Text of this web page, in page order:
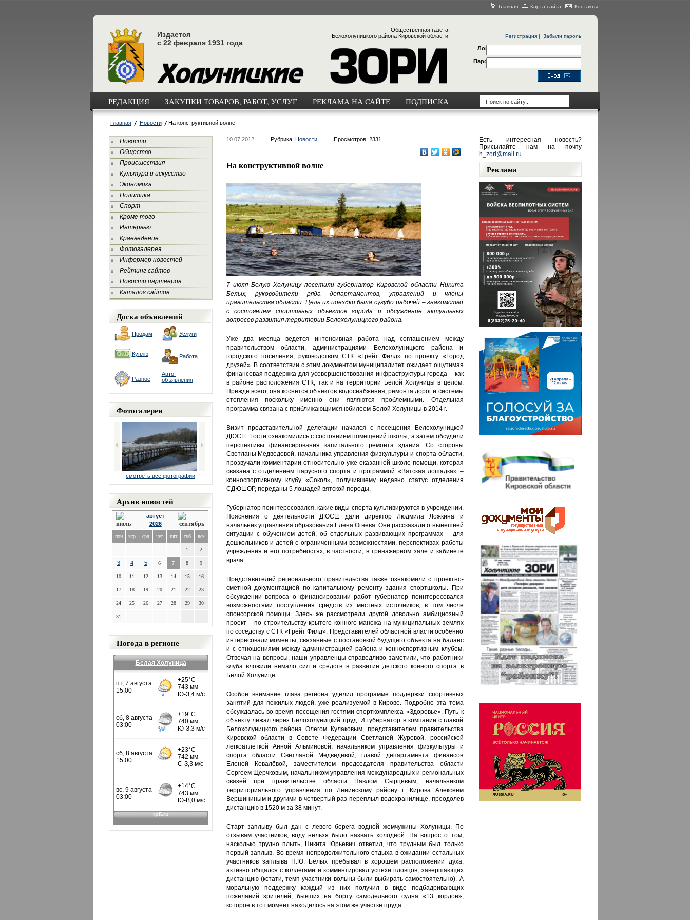
Главная Карта сайта Контакты
Издается
с 22 февраля 1931 года
Общественная газета
Белохолуницкого района Кировской области
Регистрация| Забыли пароль
Логин
Пароль
РЕДАКЦИЯ ЗАКУПКИ ТОВАРОВ, РАБОТ, УСЛУГ РЕКЛАМА НА САЙТЕ ПОДПИСКА
Главная Новости На конструктивной волне
Новости
Общество
Происшествия
Культура и искусство
Экономика
Политика
Спорт
Кроме того
Интервью
Краеведение
Фотогалерея
Информер новостей
Рейтинг сайтов
Новости партнеров
Каталог сайтов
Доска объявлений
Продам Услуги
Куплю Работа
Разное
Авто-
объявления
Фотогалерея
смотреть все фотографии
Архив новостей
август
2026
пон втр срд чет пят суб вск
1 2
3 4 5 6 7 8 9
10 11 12 13 14 15 16
17 18 19 20 21 22 23
24 25 26 27 28 29 30
31
Погода в регионе
Белая Холуница
10.07.2012 Рубрика: Новости Просмотров: 2331
На конструктивной волне
7 июля Белую Холуницу посетили губернатор Кировской области Никита
Белых, руководители ряда департаментов, управлений и члены
правительства области. Цель их поездки была сугубо рабочей – знакомство
с состоянием спортивных объектов города и обсуждение актуальных
вопросов развития территории Белохолуницкого района.
Уже два месяца ведется интенсивная работа над соглашением между
правительством области, администрациями Белохолуницкого района и
городского поселения, руководством СТК «Грейт Филд» по проекту «Город
друзей». В соответствии с этим документом муниципалитет ожидает ощутимая
финансовая поддержка для усовершенствования инфраструктуры города – как
в районе расположения СТК, так и на территории Белой Холуницы в целом.
Прежде всего, она коснется объектов водоснабжения, ремонта дорог и системы
отопления поскольку именно они являются проблемными. Отдельная
программа связана с приближающимся юбилеем Белой Холуницы в 2014 г.
Визит представительной делегации начался с посещения Белохолуницкой
ДЮСШ. Гости ознакомились с состоянием помещений школы, а затем обсудили
перспективы финансирования капитального ремонта здания. Со стороны
Светланы Медведевой, начальника управления физкультуры и спорта области,
прозвучали комментарии относительно уже оказанной школе помощи, которая
связана с отделением парусного спорта и программой «Вятская лошадка» –
конноспортивному клубу «Сокол», получившему недавно статус отделения
СДЮШОР, переданы 5 лошадей вятской породы.
Губернатор поинтересовался, какие виды спорта культивируются в учреждении.
Пояснения о деятельности ДЮСШ дали директор Людмила Ложкина и
начальник управления образования Елена Огнёва. Они рассказали о нынешней
ситуации с обучением детей, об отдельных развивающих программах – для
дошкольников и детей с ограниченными возможностями, перспективах работы
учреждения и его потребностях, в частности, в тренажерном зале и кабинете
врача.
Представителей регионального правительства также ознакомили с проектно-
сметной документацией по капитальному ремонту здания спортшколы. При
обсуждении вопроса о финансировании работ губернатор поинтересовался
возможностями поступления средств из местных источников, в том числе
спонсорской помощи. Здесь же рассмотрели другой довольно амбициозный
проект – по строительству крытого конного манежа на муниципальных землях
по соседству с СТК «Грейт Филд». Представителей областной власти особенно
интересовали моменты, связанные с постановкой будущего объекта на баланс
и с отношениями между администрацией района и конноспортивным клубом.
Отвечая на вопросы, наши управленцы справедливо заметили, что работники
клуба вложили немало сил и средств в развитие детского конного спорта в
Белой Холунице.
Особое внимание глава региона уделил программе поддержки спортивных
занятий для пожилых людей, уже реализуемой в Кирове. Подробно эта тема
обсуждалась во время посещения гостями спорткомплекса «Здоровье». Путь к
объекту лежал через Белохолуницкий пруд. И губернатор в компании с главой
Белохолуницкого района Олегом Кулаковым, представителем правительства
Кировской области в Совете Федерации Светланой Журовой, российской
легкоатлеткой Анной Альминовой, начальником управления физкультуры и
спорта области Светланой Медведевой, главой департамента финансов
Еленой Ковалёвой, заместителем председателя правительства области
Сергеем Щерчковым, начальником управления международных и региональных
связей при правительстве области Павлом Сырцевым, начальником
территориального управления по Ленинскому району г. Кирова Алексеем
Вершининым и другими в четвертый раз переплыл водохранилище, преодолев
дистанцию в 1520 м за 38 минут.
Старт заплыву был дан с левого берега водной жемчужины Холуницы. По
отзывам участников, воду нельзя было назвать холодной. На вопрос о том,
насколько трудно плыть, Никита Юрьевич ответил, что трудным был только
первый заплыв. Во время непродолжительного отдыха в ожидании остальных
участников заплыва Н.Ю. Белых пребывал в хорошем расположении духа,
активно общался с коллегами и комментировал успехи пловцов, завершающих
дистанцию (кстати, темп участники вольны были выбирать самостоятельно). А
моральную поддержку каждый из них получил в виде подбадривающих
пожеланий зрителей, бывших на борту самодельного судна «13 кордон»,
которое в тот момент находилось на этом же участке пруда.
Есть интересная новость?
Присылайте нам на почту
h_zori@mail.ru
Реклама